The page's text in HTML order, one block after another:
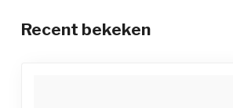
Recent bekeken